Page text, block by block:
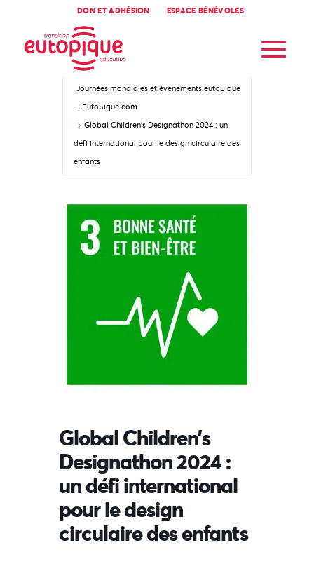
DON ET ADHÉSION ESPACE BÉNÉVOLES
Accueil
Journées mondiales et évènements eutopique
- Eutopique.com
Global Children’s Designathon 2024 : un
défi international pour le design circulaire des
enfants
Global Children’s
Designathon 2024 :
un défi international
pour le design
circulaire des enfants